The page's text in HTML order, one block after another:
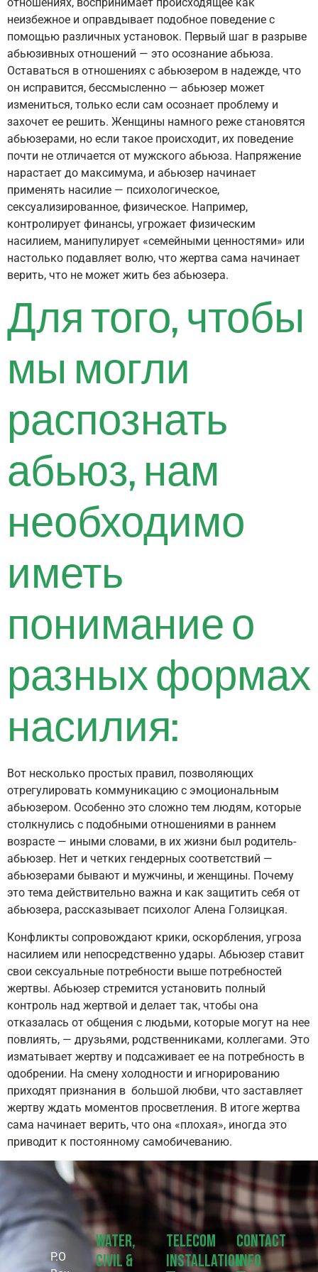
неизбежное и оправдывает подобное поведение с
помощью различных установок. Первый шаг в разрыве
абьюзивных отношений — это осознание абьюза.
Оставаться в отношениях с абьюзером в надежде, что
он исправится, бессмысленно — абьюзер может
измениться, только если сам осознает проблему и
захочет ее решить. Женщины намного реже становятся
абьюзерами, но если такое происходит, их поведение
почти не отличается от мужского абьюза. Напряжение
нарастает до максимума, и абьюзер начинает
применять насилие — психологическое,
сексуализированное, физическое. Например,
контролирует финансы, угрожает физическим
насилием, манипулирует «семейными ценностями» или
настолько подавляет волю, что жертва сама начинает
верить, что не может жить без абьюзера.
Для того, чтобы
мы могли
распознать
абьюз, нам
необходимо
иметь
понимание о
разных формах
насилия:
Вот несколько простых правил, позволяющих
отрегулировать коммуникацию с эмоциональным
абьюзером. Особенно это сложно тем людям, которые
столкнулись с подобными отношениями в раннем
возрасте — иными словами, в их жизни был родитель-
абьюзер. Нет и четких гендерных соответствий —
абьюзерами бывают и мужчины, и женщины. Почему
это тема действительно важна и как защитить себя от
абьюзера, рассказывает психолог Алена Голзицкая.
Конфликты сопровождают крики, оскорбления, угроза
насилием или непосредственно удары. Абьюзер ставит
свои сексуальные потребности выше потребностей
жертвы. Абьюзер стремится установить полный
контроль над жертвой и делает так, чтобы она
отказалась от общения с людьми, которые могут на нее
повлиять, — друзьями, родственниками, коллегами. Это
изматывает жертву и подсаживает ее на потребность в
одобрении. На смену холодности и игнорированию
приходят признания в большой любви, что заставляет
жертву ждать моментов просветления. В итоге жертва
сама начинает верить, что она «плохая», иногда это
приводит к постоянному самобичеванию.
P.O
Water,
Civil &
Telecom
Installation
Contact
Info